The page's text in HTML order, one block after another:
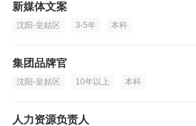
新媒体文案
沈阳-皇姑区 3-5年 本科
集团品牌官
沈阳-皇姑区 10年以上 本科
人力资源负责人